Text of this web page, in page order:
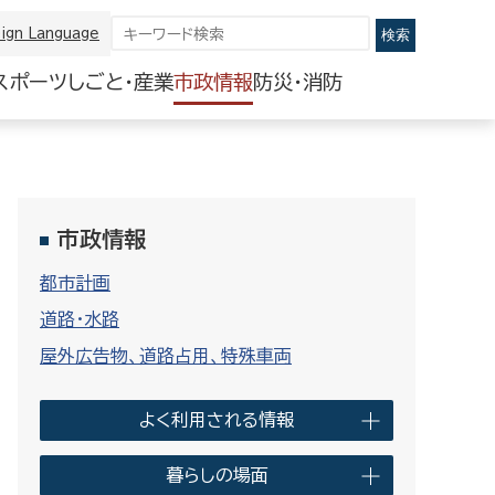
Language
ポーツしごと・産業市政情報 防災・消防
市政情報
都市計画
道路・水路
屋外広告物、道路占用、特殊車両
よく利用される情報
暮らしの場面